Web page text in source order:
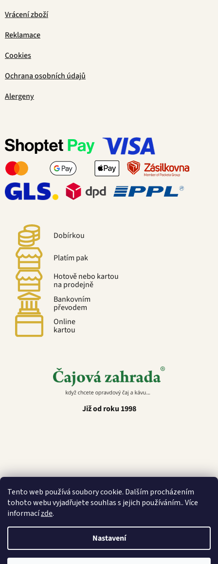
Tento web používá soubory cookie. Dalším procházením
tohoto webu vyjadřujete souhlas s jejich používáním.. Více
informacízde.
Nastavení
Vrácení zboží
Reklamace
Cookies
Ochrana osobních údajů
Alergeny
Dobírkou
Platím pak
Hotově nebo kartou
na prodejně
Bankovním
převodem
Online
kartou
Již od roku 1998
Latino Café
Vytvořil Shoptet